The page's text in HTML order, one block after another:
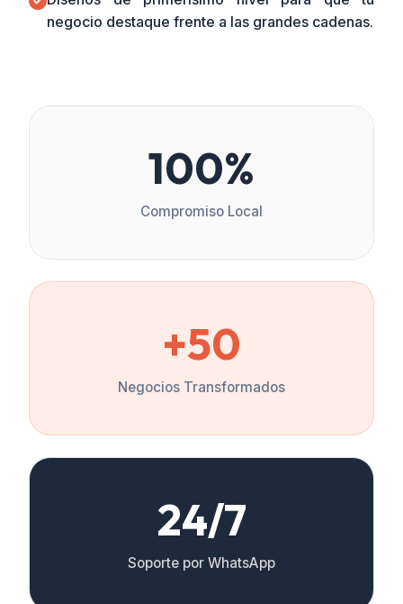
negocio destaque frente a las grandes cadenas.
100%
Compromiso Local
+50
Negocios Transformados
24/7
Soporte por WhatsApp